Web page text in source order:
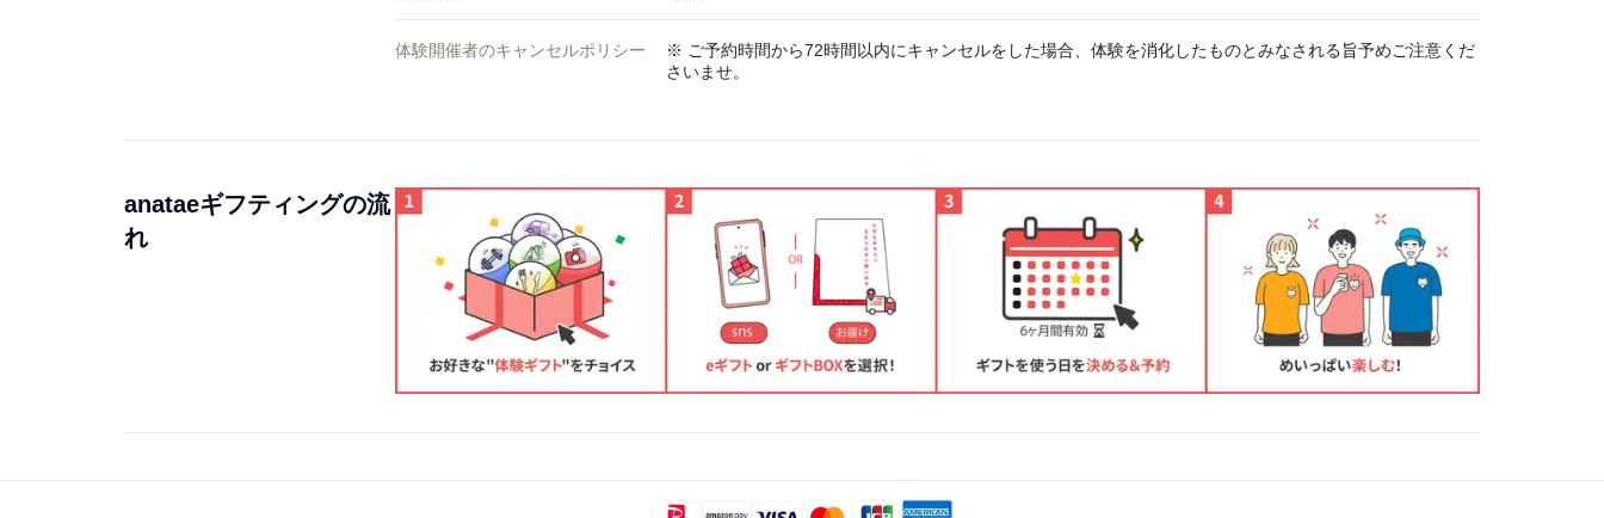
体験開催者のキャンセルポリシー
※ ご予約時間から72時間以内にキャンセルをした場合、体験を消化したものとみなされる旨予めご注意くだ
さいませ。
anataeギフティングの流
れ